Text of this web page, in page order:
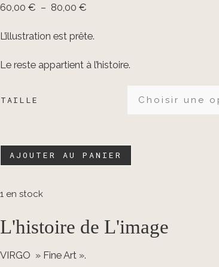
60,00 € – 80,00 €
prix :
L’illustration est prête.
Le reste appartient à l’histoire.
TAILLE
quantité
de
FINE
ART
"
AJOUTER AU PANIER
1 en stock
L'histoire de L'image
VIRGO » Fine Art ».